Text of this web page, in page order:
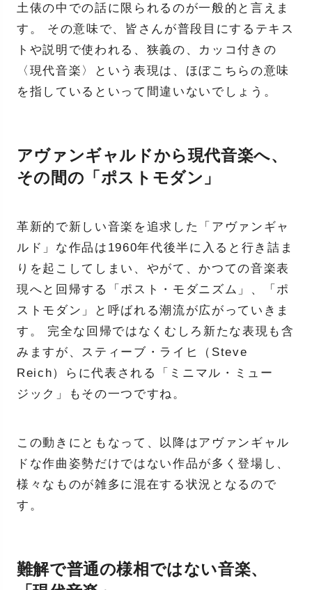
土俵の中での話に限られるのが一般的と言えま
す。 その意味で、皆さんが普段目にするテキス
トや説明で使われる、狭義の、カッコ付きの
〈現代音楽〉という表現は、ほぼこちらの意味
を指しているといって間違いないでしょう。
アヴァンギャルドから現代音楽へ、
その間の「ポストモダン」
革新的で新しい音楽を追求した「アヴァンギャ
ルド」な作品は1960年代後半に入ると行き詰ま
りを起こしてしまい、やがて、かつての音楽表
現へと回帰する「ポスト・モダニズム」、「ポ
ストモダン」と呼ばれる潮流が広がっていきま
す。 完全な回帰ではなくむしろ新たな表現も含
みますが、スティーブ・ライヒ（Steve
Reich）らに代表される「ミニマル・ミュー
ジック」もその一つですね。
この動きにともなって、以降はアヴァンギャル
ドな作曲姿勢だけではない作品が多く登場し、
様々なものが雑多に混在する状況となるので
す。
難解で普通の様相ではない音楽、